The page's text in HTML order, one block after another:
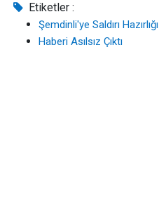
Etiketler :
Şemdinli'ye Saldırı Hazırlığı
Haberi Asılsız Çıktı